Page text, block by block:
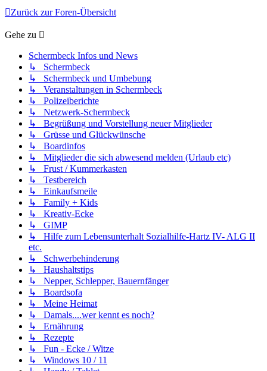
Zurück zur Foren-Übersicht
Gehe zu
Schermbeck Infos und News
↳ Schermbeck
↳ Schermbeck und Umbebung
↳ Veranstaltungen in Schermbeck
↳ Polizeiberichte
↳ Netzwerk-Schermbeck
↳ Begrüßung und Vorstellung neuer Mitglieder
↳ Grüsse und Glückwünsche
↳ Boardinfos
↳ Mitglieder die sich abwesend melden (Urlaub etc)
↳ Frust / Kummerkasten
↳ Testbereich
↳ Einkaufsmeile
↳ Family + Kids
↳ Kreativ-Ecke
↳ GIMP
↳ Hilfe zum Lebensunterhalt Sozialhilfe-Hartz IV- ALG II
etc.
↳ Schwerbehinderung
↳ Haushaltstips
↳ Nepper, Schlepper, Bauernfänger
↳ Boardsofa
↳ Meine Heimat
↳ Damals....wer kennt es noch?
↳ Ernährung
↳ Rezepte
↳ Fun - Ecke / Witze
↳ Windows 10 / 11